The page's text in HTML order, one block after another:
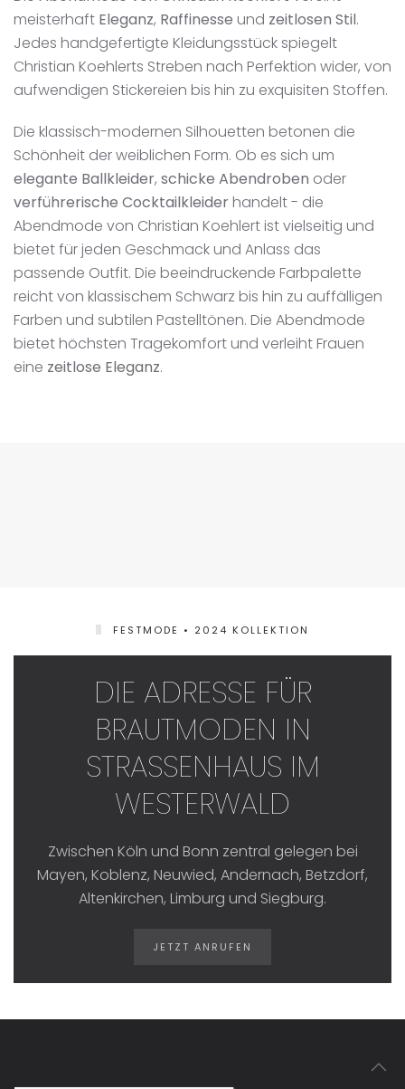
meisterhaft Eleganz, Raffinesse und zeitlosen Stil.
Jedes handgefertigte Kleidungsstück spiegelt
Christian Koehlerts Streben nach Perfektion wider, von
aufwendigen Stickereien bis hin zu exquisiten Stoffen.
Die klassisch-modernen Silhouetten betonen die
Schönheit der weiblichen Form. Ob es sich um
elegante Ballkleider, schicke Abendroben oder
verführerische Cocktailkleider handelt - die
Abendmode von Christian Koehlert ist vielseitig und
bietet für jeden Geschmack und Anlass das
passende Outfit. Die beeindruckende Farbpalette
reicht von klassischem Schwarz bis hin zu auffälligen
Farben und subtilen Pastelltönen. Die Abendmode
bietet höchsten Tragekomfort und verleiht Frauen
eine zeitlose Eleganz.
FESTMODE • 2024 KOLLEKTION
DIE ADRESSE FÜR
BRAUTMODEN IN
STRASSENHAUS IM W
ESTERWALD
Zwischen Köln und Bonn zentral gelegen bei
Mayen, Koblenz, Neuwied, Andernach, Betzdorf,
Altenkirchen, Limburg und Siegburg.
JETZT ANRUFEN